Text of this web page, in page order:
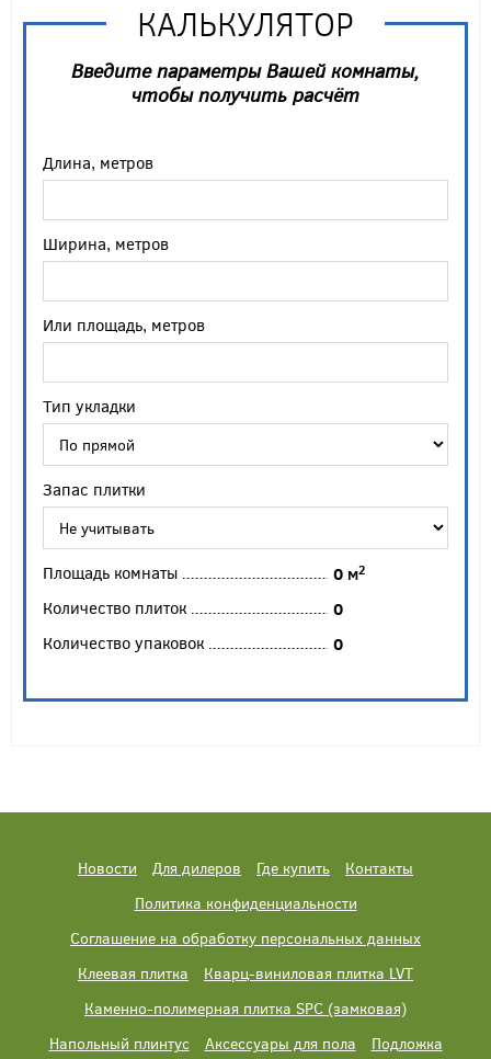
КАЛЬКУЛЯТОР
Введите параметры Вашей комнаты,
чтобы получить расчёт
Длина, метров
Ширина, метров
Или площадь, метров
Тип укладки
Запас плитки
Площадь комнаты 0 м2
Количество плиток
0
Количество упаковок
0
Новости Для дилеров Где купить
Контакты
Политика конфиденциальности
Соглашение на обработку персональных данных
Клеевая плитка
Кварц-виниловая плитка LVT
Каменно-полимерная плитка SPC (замковая)
Напольный плинтус
Аксессуары для пола Подложка